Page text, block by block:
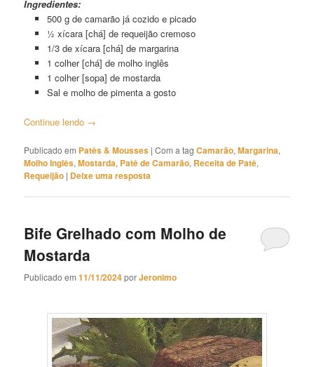
Ingredientes:
500 g de camarão já cozido e picado
½ xícara [chá] de requeijão cremoso
1/3 de xícara [chá] de margarina
1 colher [chá] de molho inglês
1 colher [sopa] de mostarda
Sal e molho de pimenta a gosto
Continue lendo →
Publicado em Patês & Mousses |Com a tagCamarão,Margarina,
Molho Inglês,Mostarda, Patê de Camarão, Receita de Patê,
Requeijão | Deixe uma resposta
Bife Grelhado com Molho de
Mostarda
Publicado em11/11/2024porJeronimo